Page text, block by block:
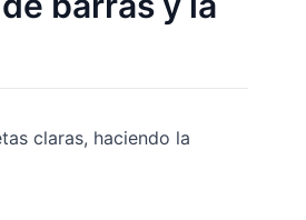
claras, haciendo la